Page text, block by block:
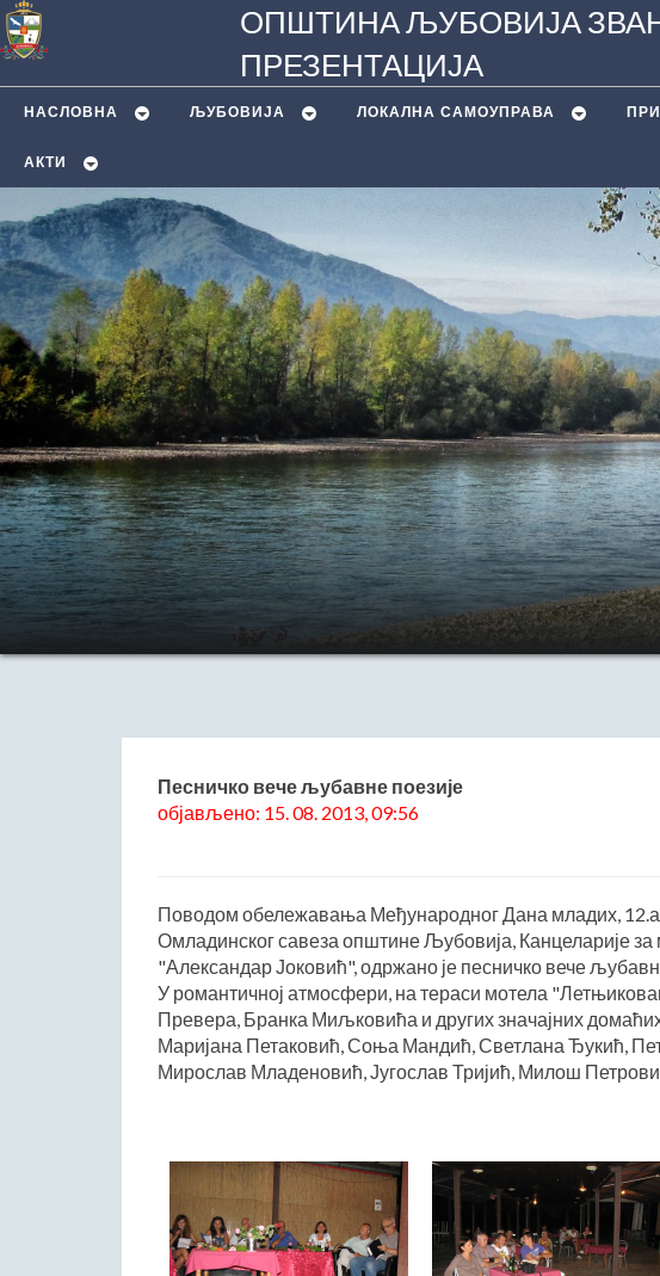
ОПШТИНА ЉУБОВИЈА
ПРЕЗЕНТАЦИЈА
НАСЛОВНА ЉУБОВИЈA ЛОКАЛНА САМОУПРАВА
АКТИ
Песничко вече љубавне поезије
објављено: 15. 08. 2013, 09:56
Поводом обележавања Међународног Дана младих,
Омладинског савеза општине Љубовија, Канцеларије
"Александар Јоковић", одржано је песничко вече
У романтичној атмосфери, на тераси мотела
Превера, Бранка Миљковића и других значајних
Маријана Петаковић, Соња Мандић, Светлана Ђукић,
Мирослав Младеновић, Југослав Тријић, Милош